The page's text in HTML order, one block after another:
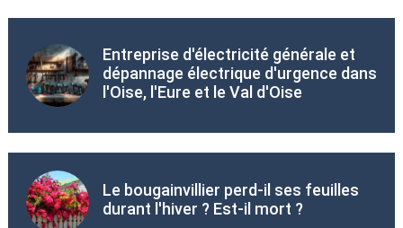
Entreprise d'électricité générale et
dépannage électrique d'urgence dans
l'Oise, l'Eure et le Val d'Oise
Le bougainvillier perd-il ses feuilles
durant l'hiver ? Est-il mort ?